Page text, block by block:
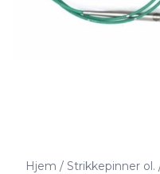
Hjem / Strikkepinner ol.